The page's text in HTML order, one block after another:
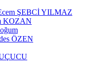
ŞEBCİ YILMAZ
KOZAN
ÖZEN